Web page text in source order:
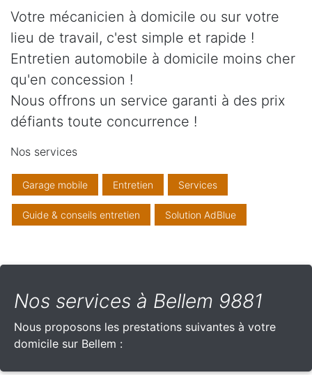
Votre mécanicien à domicile ou sur votre
lieu de travail, c'est simple et rapide !
Entretien automobile à domicile moins cher
qu'en concession !
Nous offrons un service garanti à des prix
défiants toute concurrence !
Nos services
Garage mobile Entretien Services
Guide & conseils entretien Solution AdBlue
Nos services à Bellem 9881
Nous proposons les prestations suivantes à votre
domicile sur Bellem :